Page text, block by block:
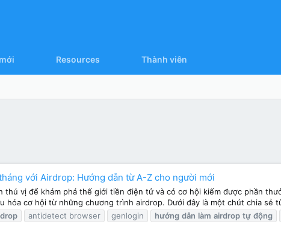
Resources Thành viên
với Airdrop: Hướng dẫn từ A-Z cho người mới
thú vị để khám phá thế giới tiền điện tử và có cơ hội kiếm được phần
hóa cơ hội từ những chương trình airdrop. Dưới đây là một chút chia sẻ
antidetect browser genlogin hướng dẫn làm airdrop tự động